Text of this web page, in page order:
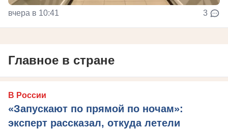
вчера в 10:41 3
Главное в стране
В России
«Запускают по прямой по ночам»:
эксперт рассказал, откуда летели